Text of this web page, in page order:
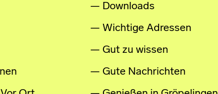
Downloads
Wichtige Adressen
Gut zu wissen
Gute Nachrichten